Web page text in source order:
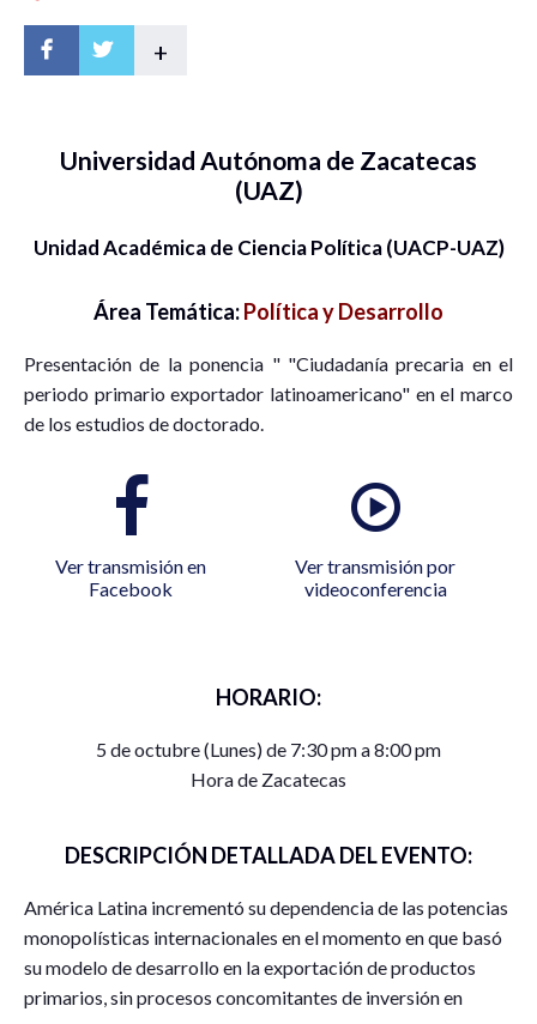
+
Universidad Autónoma de Zacatecas
(UAZ)
Unidad Académica de Ciencia Política (UACP-UAZ)
Área Temática:Política y Desarrollo
Presentación de la ponencia " "Ciudadanía precaria en el
periodo primario exportador latinoamericano" en el marco
de los estudios de doctorado.
Ver transmisión en
Facebook
Ver transmisión por
videoconferencia
HORARIO:
5 de octubre (Lunes) de 7:30 pm a 8:00 pm
Hora de Zacatecas
DESCRIPCIÓN DETALLADA DEL EVENTO:
América Latina incrementó su dependencia de las potencias
monopolísticas internacionales en el momento en que basó
su modelo de desarrollo en la exportación de productos
primarios, sin procesos concomitantes de inversión en